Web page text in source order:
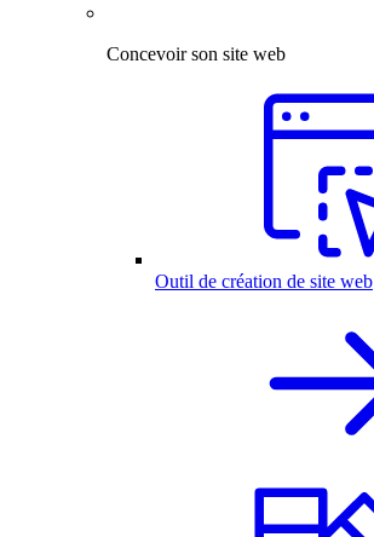
Concevoir son site web
Outil de création de site web